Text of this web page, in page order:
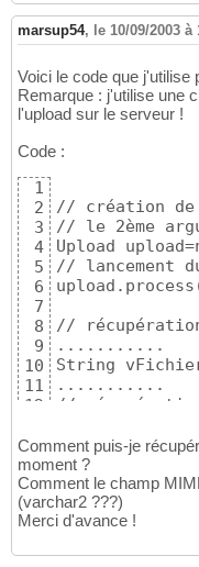
marsup54, le 10/09/2003 à
Voici le code que j'utilise
Remarque : j'utilise une
l'upload sur le serveur !
Code :
1
2
3
4
5
6
7
8
9
10
11
12
14
15
16
17
18
// création
// le 2ème
Upload
// lancement
//
...........
String
...........
//
String
String
String
// recherche
Comment puis-je
moment ?
Comment le champ
(varchar2 ???)
Merci d'avance !